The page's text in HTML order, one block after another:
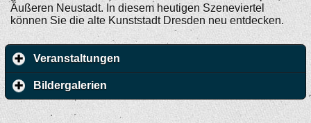
Äußeren Neustadt. In diesem heutigen Szeneviertel
können Sie die alte Kunststadt Dresden neu entdecken.
Veranstaltungen
Bildergalerien